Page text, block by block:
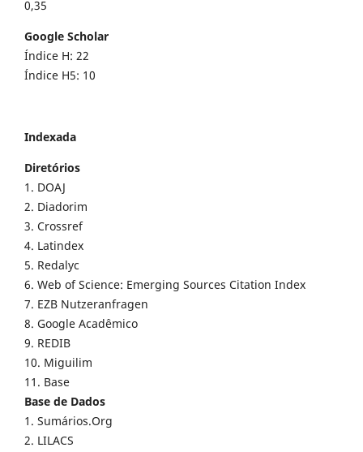
0,35
Google Scholar
Índice H: 22
Índice H5: 10
Indexada
Diretórios
1. DOAJ
2. Diadorim
3. Crossref
4. Latindex
5. Redalyc
6. Web of Science: Emerging Sources Citation Index
7. EZB Nutzeranfragen
8. Google Acadêmico
9. REDIB
10. Miguilim
11. Base
Base de Dados
1. Sumários.Org
2. LILACS